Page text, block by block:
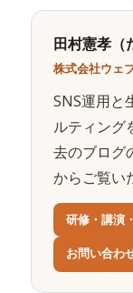
田村憲孝（
株式会社ウェ
SNS運用と
ルティング
去のブログ
からご覧い
研修・講演
お問い合わ